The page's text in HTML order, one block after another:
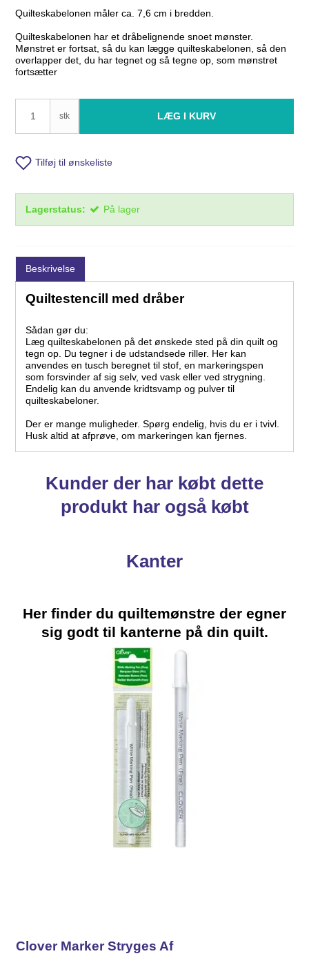
Quilteskabelonen måler ca. 7,6 cm i bredden.
Quilteskabelonen har et dråbelignende snoet mønster.
Mønstret er fortsat, så du kan lægge quilteskabelonen, så den
overlapper det, du har tegnet og så tegne op, som mønstret
fortsætter
Lagerstatus: På lager
stk LÆG I KURV
Tilføj til ønskeliste
Beskrivelse
Quiltestencill med dråber
Sådan gør du:
Læg quilteskabelonen på det ønskede sted på din quilt og
tegn op. Du tegner i de udstandsede riller. Her kan
anvendes en tusch beregnet til stof, en markeringspen
som forsvinder af sig selv, ved vask eller ved strygning.
Endelig kan du anvende kridtsvamp og pulver til
quilteskabeloner.
Der er mange muligheder. Spørg endelig, hvis du er i tvivl.
Husk altid at afprøve, om markeringen kan fjernes.
Kunder der har købt dette
produkt har også købt
Kanter
Her finder du quiltemønstre der egner
sig godt til kanterne på din quilt.
Clover Marker Stryges Af